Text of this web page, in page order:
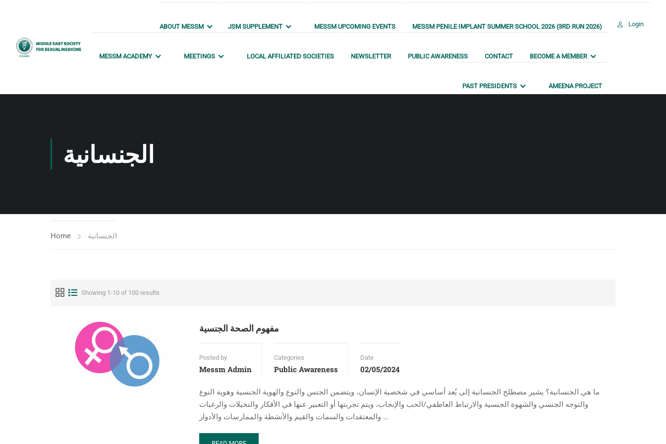
ABOUT MESSM JSM SUPPLEMENT MESSM UPCOMING EVENTS MESSM PENILE IMPLANT SUMMER SCHOOL 2026 (3RD RUN 2026)
MESSM ACADEMY MEETINGS LOCAL AFFILIATED SOCIETIES NEWSLETTER PUBLIC AWARENESS CONTACT BECOME A MEMBER
PAST PRESIDENTS AMEENA PROJECT
Login
الجنسانية
Home الجنسانية
Showing 1-10 of 100 results
مفهوم الصحة الجنسية
Posted by
Messm Admin
Categories
Public Awareness
Date
02/05/2024
ما هي الجنسانية؟ يشير مصطلح الجنسانية إلى بُعد أساسي في شخصية الإنسان، ويتضمن الجنس والنوع والهوية الجنسية وهوية النوع
والتوجه الجنسي والشهوة الجنسية والارتباط العاطفي/الحب والإنجاب، ويتم تجربتها أو التعبير عنها في الأفكار والتخيلات والرغبات
والمعتقدات والسمات والقيم والأنشطة والممارسات والأدوار …